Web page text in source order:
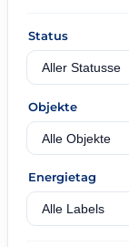
Status
Objekte
Energietag